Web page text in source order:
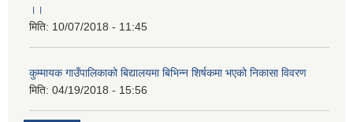
।।
मिति: 10/07/2018 - 11:45
कुम्मायक गाउँपालिकाको बिद्यालयमा बिभिन्न शिर्षकमा भएको निकासा विवरण
मिति: 04/19/2018 - 15:56